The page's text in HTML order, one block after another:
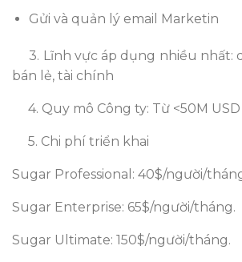
Gửi và quản lý email Marketin
3. Lĩnh vực áp dụng nhiều nhất:
bán lẻ, tài chính
4. Quy mô Công ty: Từ <50M USD
5. Chi phí triển khai
Sugar Professional: 40$/người/
Sugar Enterprise: 65$/người/tháng.
Sugar Ultimate: 150$/người/tháng.